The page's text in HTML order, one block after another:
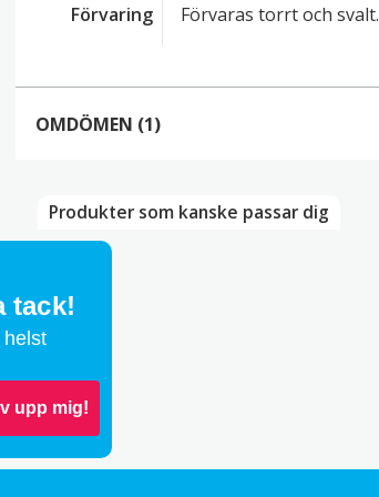
Förvaring Förvaras torrt och svalt.
OMDÖMEN (1)
Rina Chaerunnisa
Ditt betyg
Din recension*
Produkter som kanske passar dig
tack!
upp mig!